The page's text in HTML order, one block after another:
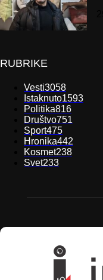
RUBRIKE
Vesti3058
Istaknuto1593
Politika816
Društvo751
Sport475
Hronika442
Kosmet238
Svet233